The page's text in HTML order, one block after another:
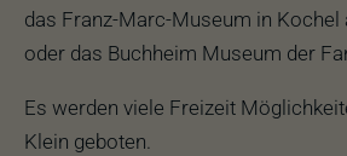
das Franz-Marc-Museum in Kochel
oder das Buchheim Museum der
Es werden viele Freizeit
Klein geboten.